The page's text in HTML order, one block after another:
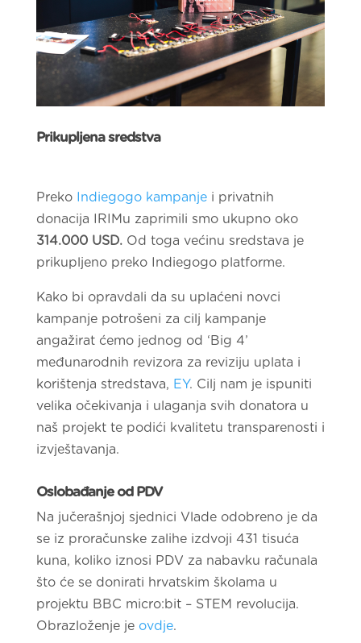
Prikupljena sredstva
Preko Indiegogo kampanjei privatnih
donacija IRIMu zaprimili smo ukupno oko
314.000 USD.Od toga većinu sredstava je
prikupljeno preko Indiegogo platforme.
Kako bi opravdali da su uplaćeni novci
kampanje potrošeni za cilj kampanje
angažirat ćemo jednog od ‘Big 4’
međunarodnih revizora za reviziju uplata i
korištenja stredstava, EY. Cilj nam je ispuniti
velika očekivanja i ulaganja svih donatora u
naš projekt te podići kvalitetu transparenosti i
izvještavanja.
Oslobađanje od PDV
Na jučerašnjoj sjednici Vlade odobreno je da
se iz proračunske zalihe izdvoji 431 tisuća
kuna, koliko iznosi PDV za nabavku računala
što će se donirati hrvatskim školama u
projektu BBC micro:bit – STEM revolucija.
Obrazloženje je ovdje.